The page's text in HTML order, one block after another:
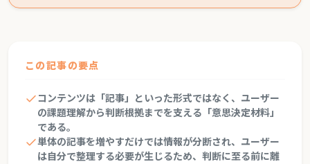
この記事の要点
コンテンツは「記事」といった形式ではなく、ユーザー
の課題理解から判断根拠までを支える「意思決定材料」
である。
単体の記事を増やすだけでは情報が分断され、ユーザー
は自分で整理する必要が生じるため、判断に至る前に離